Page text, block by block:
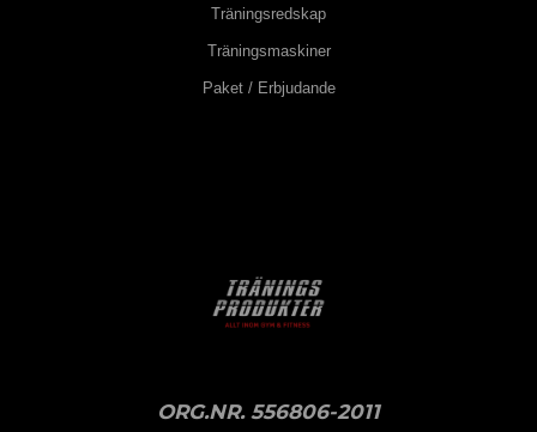
Träningsredskap
Träningsmaskiner
Paket / Erbjudande
ORG.NR. 556806-2011